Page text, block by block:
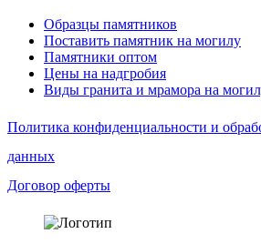
Образцы памятников
Поставить памятник на могилу
Памятники оптом
Цены на надгробия
Виды гранита и мрамора на
Политика конфиденциальности и
данных
Договор оферты